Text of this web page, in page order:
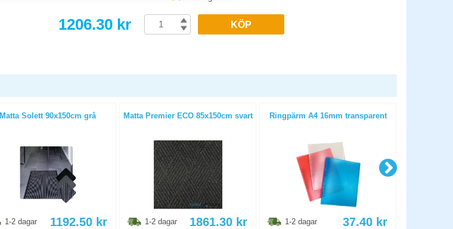
1206.30 kr KÖP
Matta Solett 90x150cm grå
1-2 dagar 1192.50 kr
Matta Premier ECO 85x150cm svart
1-2 dagar 1861.30 kr
Ringpärm A4 16mm transparent
1-2 dagar 37.40 kr